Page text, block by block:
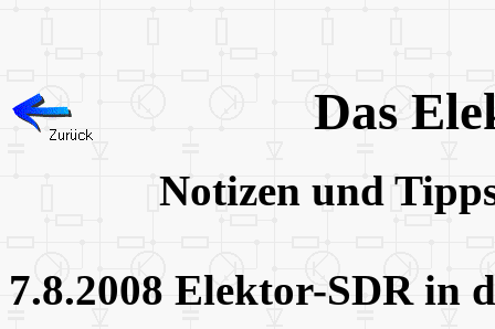
Das
Notizen und
7.8.2008 Elektor-SDR in